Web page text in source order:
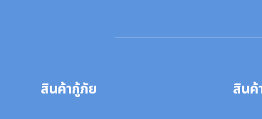
สินค้ากู้ภัย สินค้